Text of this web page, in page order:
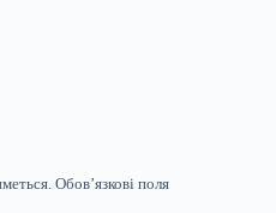
Обов’язкові поля